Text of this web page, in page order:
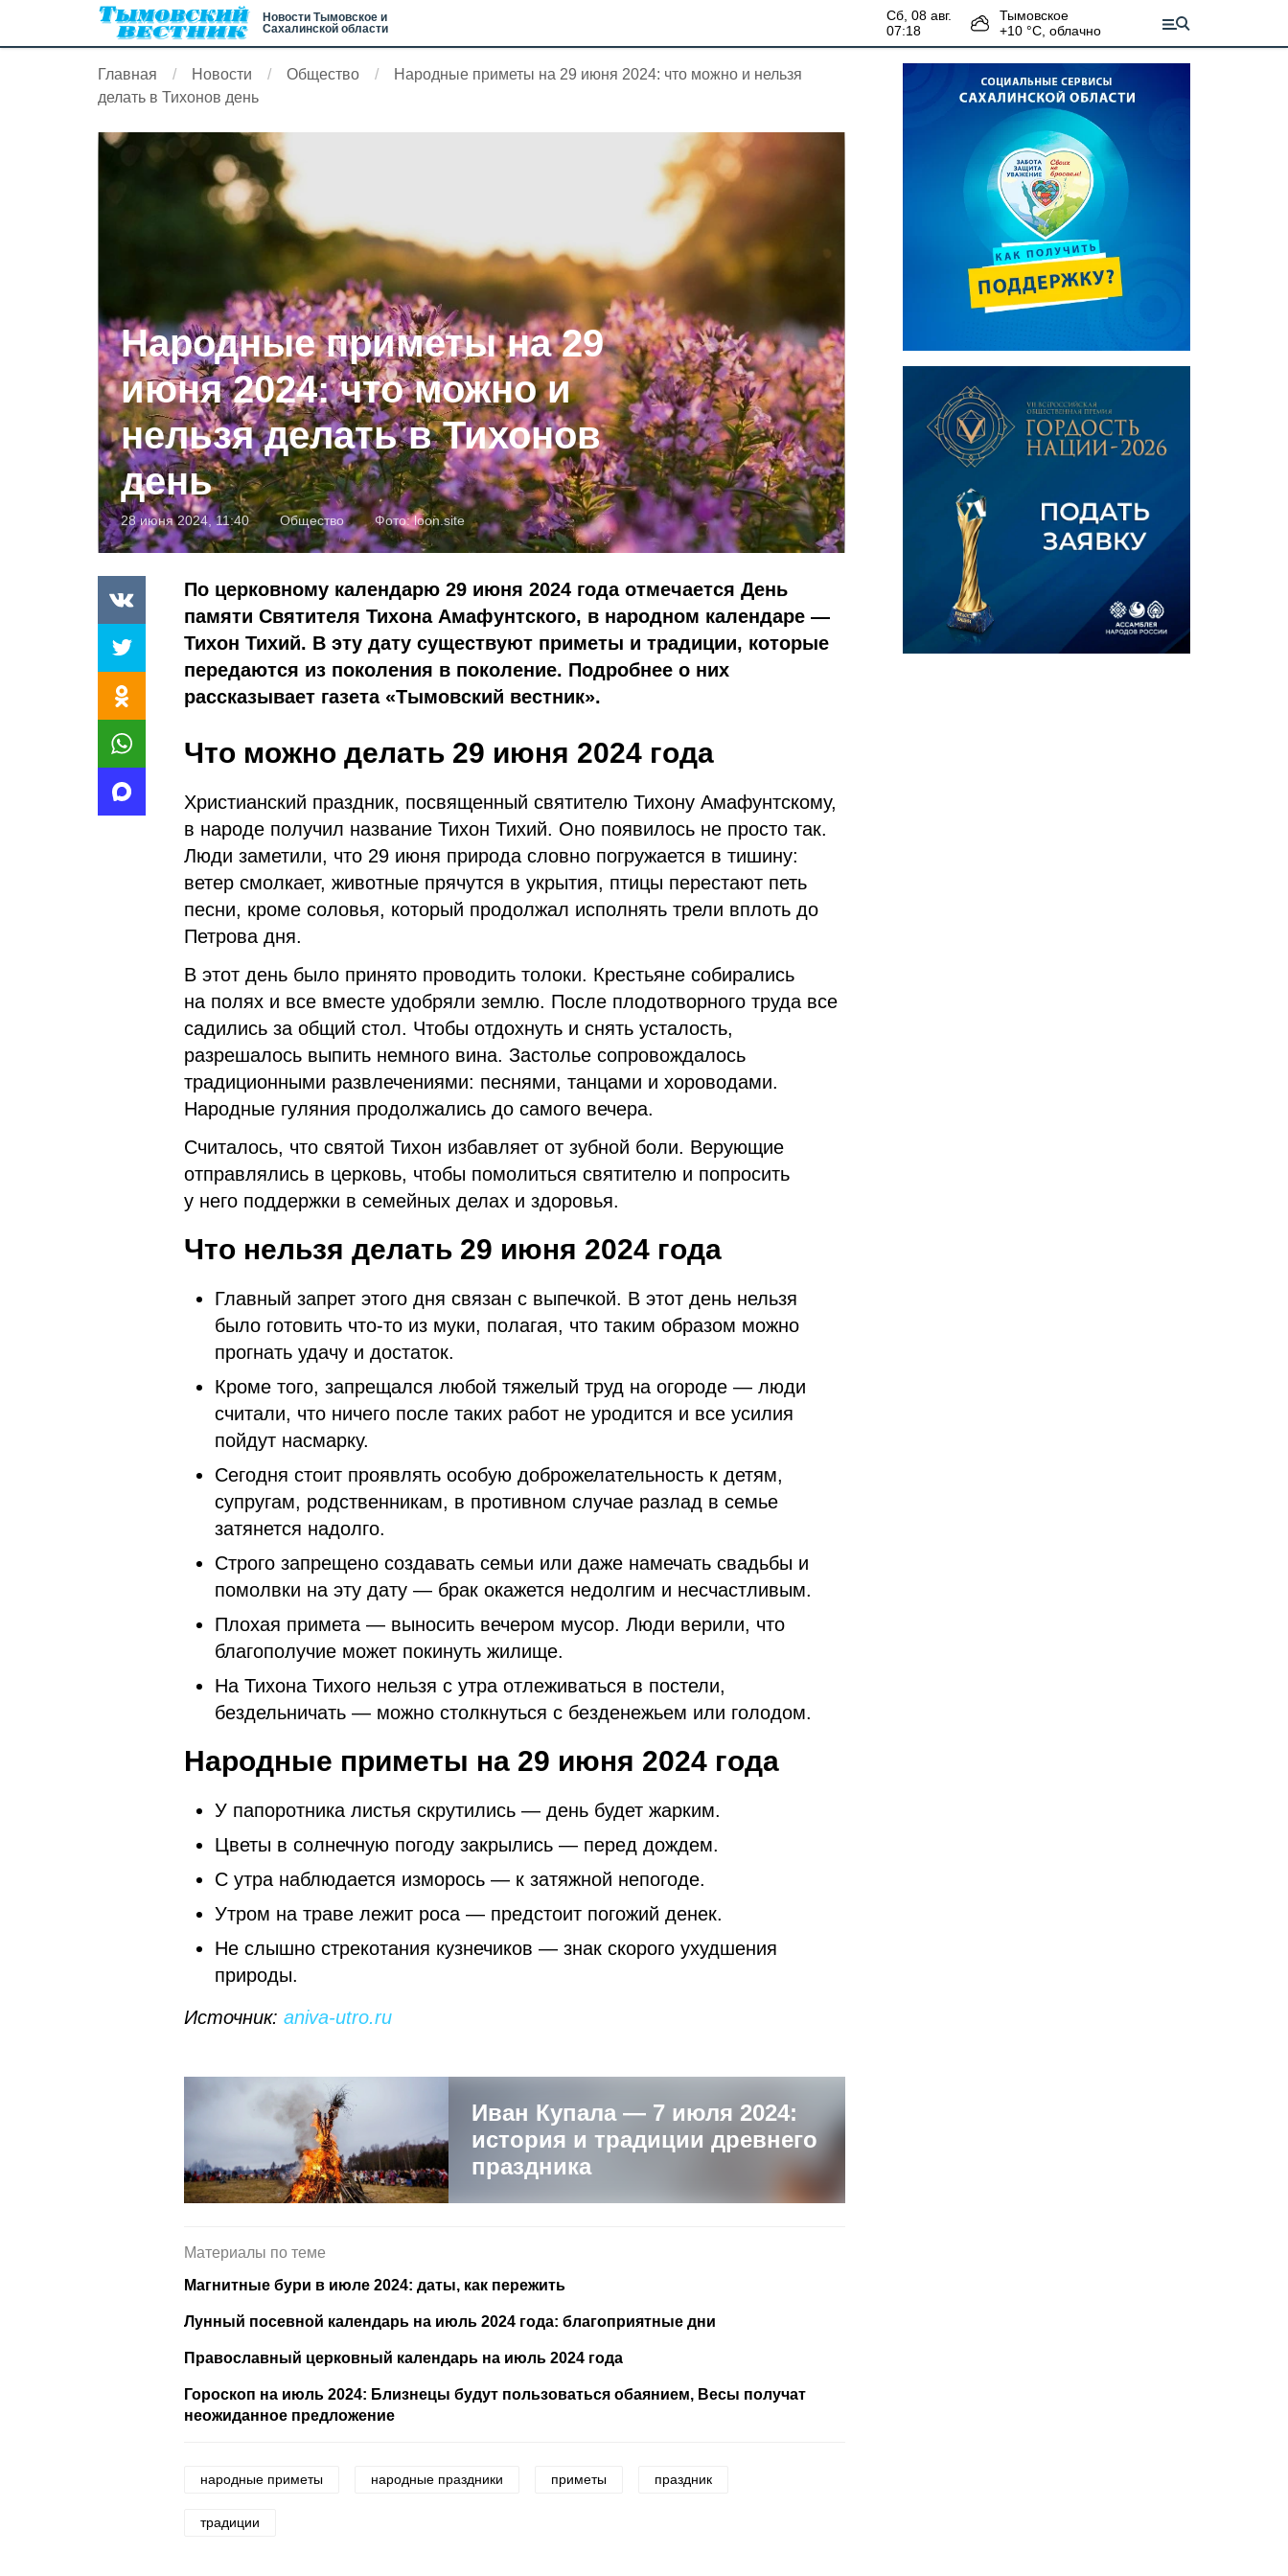
Новости Тымовское и
Сахалинской области
сб, 08 авг.
07:18
Тымовское
+10 °С, облачно
Главная Новости Общество
Народные приметы на 29 июня 2024: что можно и нельзя
делать в Тихонов день
Народные приметы на 29
июня 2024: что можно и
нельзя делать в Тихонов
день
28 июня 2024, 11:40 Общество Фото:loon.site
По церковному календарю 29 июня 2024 года отмечается День
памяти Святителя Тихона Амафунтского, в народном календаре —
Тихон Тихий. В эту дату существуют приметы и традиции, которые
передаются из поколения в поколение. Подробнее о них
рассказывает газета «Тымовский вестник».
Что можно делать 29 июня 2024 года
Христианский праздник, посвященный святителю Тихону Амафунтскому,
в народе получил название Тихон Тихий. Оно появилось не просто так.
Люди заметили, что 29 июня природа словно погружается в тишину:
ветер смолкает, животные прячутся в укрытия, птицы перестают петь
песни, кроме соловья, который продолжал исполнять трели вплоть до
Петрова дня.
В этот день было принято проводить толоки. Крестьяне собирались
на полях и все вместе удобряли землю. После плодотворного труда все
садились за общий стол. Чтобы отдохнуть и снять усталость,
разрешалось выпить немного вина. Застолье сопровождалось
традиционными развлечениями: песнями, танцами и хороводами.
Народные гуляния продолжались до самого вечера.
Считалось, что святой Тихон избавляет от зубной боли. Верующие
отправлялись в церковь, чтобы помолиться святителю и попросить
у него поддержки в семейных делах и здоровья.
Что нельзя делать 29 июня 2024 года
Главный запрет этого дня связан с выпечкой. В этот день нельзя
было готовить что-то из муки, полагая, что таким образом можно
прогнать удачу и достаток.
Кроме того, запрещался любой тяжелый труд на огороде — люди
считали, что ничего после таких работ не уродится и все усилия
пойдут насмарку.
Сегодня стоит проявлять особую доброжелательность к детям,
супругам, родственникам, в противном случае разлад в семье
затянется надолго.
Строго запрещено создавать семьи или даже намечать свадьбы и
помолвки на эту дату — брак окажется недолгим и несчастливым.
Плохая примета — выносить вечером мусор. Люди верили, что
благополучие может покинуть жилище.
На Тихона Тихого нельзя с утра отлеживаться в постели,
бездельничать — можно столкнуться с безденежьем или голодом.
Народные приметы на 29 июня 2024 года
У папоротника листья скрутились — день будет жарким.
Цветы в солнечную погоду закрылись — перед дождем.
С утра наблюдается изморось — к затяжной непогоде.
Утром на траве лежит роса — предстоит погожий денек.
Не слышно стрекотания кузнечиков — знак скорого ухудшения
природы.
Источник: aniva-utro.ru
Иван Купала — 7 июля 2024:
история и традиции древнего
праздника
Материалы по теме
Магнитные бури в июле 2024: даты, как пережить
Лунный посевной календарь на июль 2024 года: благоприятные дни
Православный церковный календарь на июль 2024 года
Гороскоп на июль 2024: Близнецы будут пользоваться обаянием, Весы получат
неожиданное предложение
народные приметы народные праздники приметы праздник
традиции